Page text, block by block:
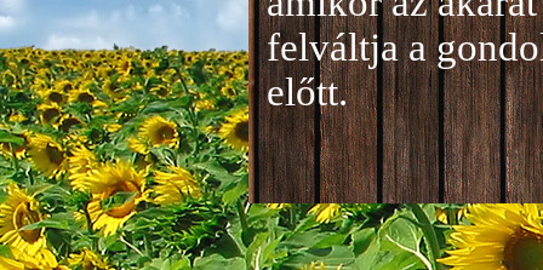
felváltja a
előtt.
Jelentkezés a